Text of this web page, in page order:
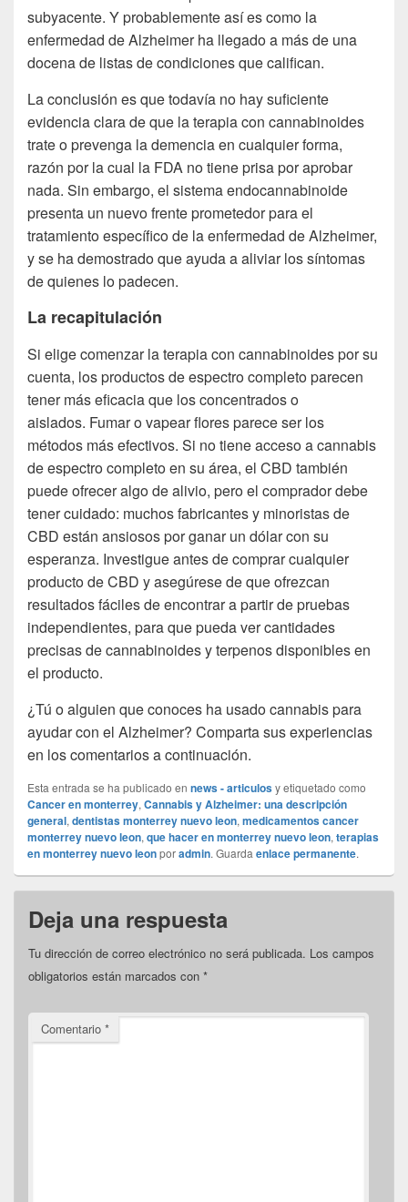
subyacente. Y probablemente así es como la
enfermedad de Alzheimer ha llegado a más de una
docena de listas de condiciones que califican.
La conclusión es que todavía no hay suficiente
evidencia clara de que la terapia con cannabinoides
trate o prevenga la demencia en cualquier forma,
razón por la cual la FDA no tiene prisa por aprobar
nada. Sin embargo, el sistema endocannabinoide
presenta un nuevo frente prometedor para el
tratamiento específico de la enfermedad de Alzheimer,
y se ha demostrado que ayuda a aliviar los síntomas
de quienes lo padecen.
La recapitulación
Si elige comenzar la terapia con cannabinoides por su
cuenta, los productos de espectro completo parecen
tener más eficacia que los concentrados o
aislados. Fumar o vapear flores parece ser los
métodos más efectivos. Si no tiene acceso a cannabis
de espectro completo en su área, el CBD también
puede ofrecer algo de alivio, pero el comprador debe
tener cuidado: muchos fabricantes y minoristas de
CBD están ansiosos por ganar un dólar con su
esperanza. Investigue antes de comprar cualquier
producto de CBD y asegúrese de que ofrezcan
resultados fáciles de encontrar a partir de pruebas
independientes, para que pueda ver cantidades
precisas de cannabinoides y terpenos disponibles en
el producto.
¿Tú o alguien que conoces ha usado cannabis para
ayudar con el Alzheimer? Comparta sus experiencias
en los comentarios a continuación.
Esta entrada se ha publicado en news - articulosy etiquetado como
Cancer en monterrey, Cannabis y Alzheimer: una descripción
general, dentistas monterrey nuevo leon, medicamentos cancer
monterrey nuevo leon, que hacer en monterrey nuevo leon, terapias
en monterrey nuevo leonporadmin. Guarda enlace permanente.
Deja una respuesta
Tu dirección de correo electrónico no será publicada. Los campos
obligatorios están marcados con *
Comentario *